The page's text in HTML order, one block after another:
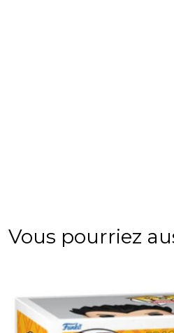
Vous pourriez